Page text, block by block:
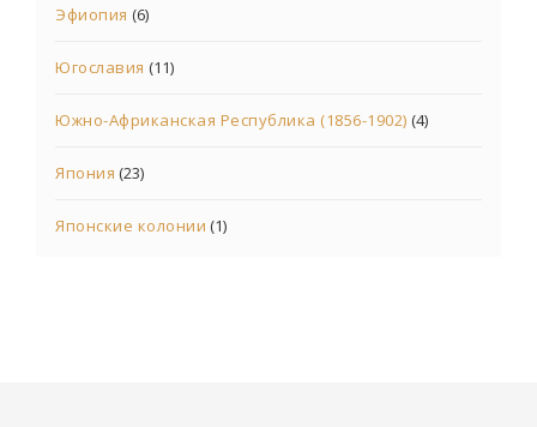
Эфиопия (6)
Югославия (11)
Южно-Африканская Республика (1856-1902) (4)
Япония (23)
Японские колонии (1)